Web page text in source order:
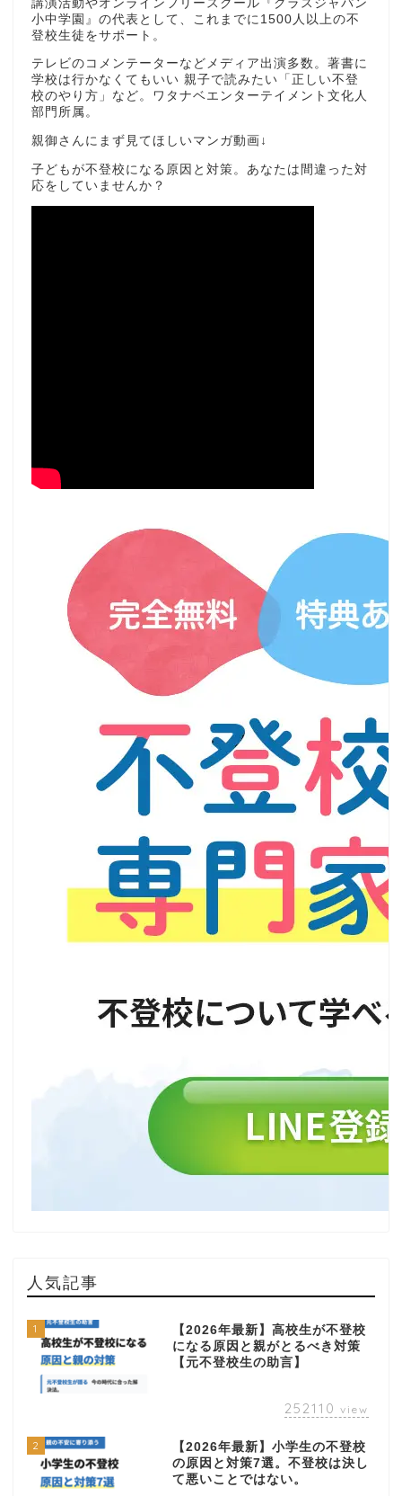
講演活動やオンラインフリースクール『クラスジャパン
小中学園』の代表として、これまでに1500人以上の不
登校生徒をサポート。
テレビのコメンテーターなどメディア出演多数。著書に
学校は行かなくてもいい 親子で読みたい「正しい不登
校のやり方」など。ワタナベエンターテイメント文化人
部門所属。
親御さんにまず見てほしいマンガ動画↓
子どもが不登校になる原因と対策。あなたは間違った対
応をしていませんか？
人気記事
1
【2026年最新】高校生が不登校
になる原因と親がとるべき対策
【元不登校生の助言】
252110 view
2
【2026年最新】小学生の不登校
の原因と対策7選。不登校は決し
て悪いことではない。